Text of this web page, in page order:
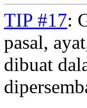
TIP #17:
pasal,
dibuat